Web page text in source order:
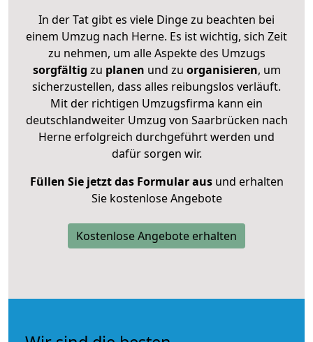
In der Tat gibt es viele Dinge zu beachten bei
einem Umzug nach Herne. Es ist wichtig, sich Zeit
zu nehmen, um alle Aspekte des Umzugs
sorgfältig zu planen und zu organisieren, um
sicherzustellen, dass alles reibungslos verläuft.
Mit der richtigen Umzugsfirma kann ein
deutschlandweiter Umzug von Saarbrücken nach
Herne erfolgreich durchgeführt werden und
dafür sorgen wir.
Füllen Sie jetzt das Formular ausund erhalten
Sie kostenlose Angebote
Kostenlose Angebote erhalten